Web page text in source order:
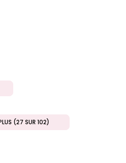
VOIR PLUS (27 SUR 102)